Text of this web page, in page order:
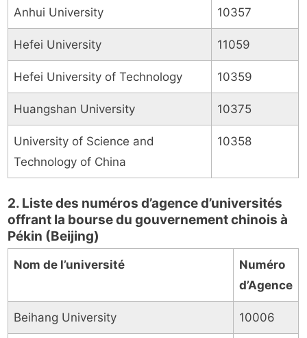
Anhui University 10357
Hefei University 11059
Hefei University of Technology 10359
Huangshan University 10375
University of Science and
Technology of China
10358
2. Liste des numéros d’agence d’universités
offrant la bourse du gouvernement chinois à
Pékin (Beijing)
Nom de l’université
Numéro
d’Agence
Beihang University 10006